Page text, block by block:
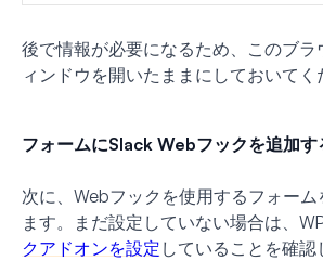
後で情報が必要になるため、このブラ
ィンドウを開いたままにしておいてく
フォームにSlack Webフックを追加す
次に、Webフックを使用するフォーム
ます。まだ設定していない場合は、
クアドオンを設定 していることを確認